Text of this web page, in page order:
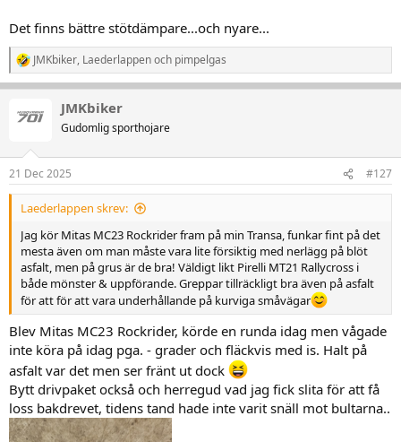
Det finns bättre stötdämpare...och nyare...
R
e
a
k
t
e
r
JMKbiker, Laederlappenoch pimpelgas
JMKbiker
Gudomlig sporthojare
21 Dec 2025 #127
Laederlappen skrev:
Jag kör Mitas MC23 Rockrider fram på min Transa, funkar fint på det
mesta även om man måste vara lite försiktig med nerlägg på blöt
asfalt, men på grus är de bra! Väldigt likt Pirelli MT21 Rallycross i
både mönster & uppförande. Greppar tillräckligt bra även på asfalt
för att för att vara underhållande på kurviga småvägar
Blev Mitas MC23 Rockrider, körde en runda idag men vågade
inte köra på idag pga. - grader och fläckvis med is. Halt på
asfalt var det men ser fränt ut dock
Bytt drivpaket också och herregud vad jag fick slita för att få
loss bakdrevet, tidens tand hade inte varit snäll mot bultarna..